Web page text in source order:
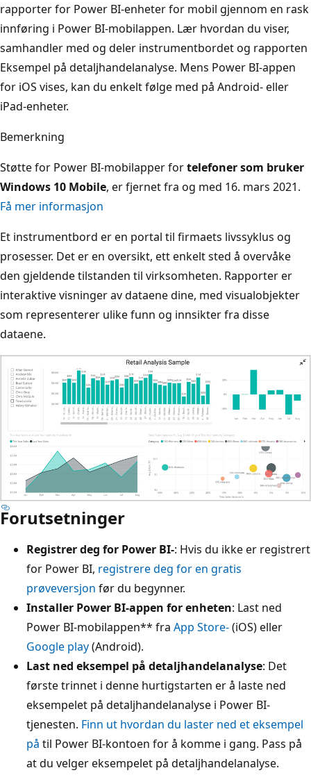
rapporter for Power BI-enheter for mobil gjennom en rask
innføring i Power BI-mobilappen. Lær hvordan du viser,
samhandler med og deler instrumentbordet og rapporten
Eksempel på detaljhandelanalyse. Mens Power BI-appen
for iOS vises, kan du enkelt følge med på Android- eller
iPad-enheter.
Bemerkning
Støtte for Power BI-mobilapper fortelefoner som bruker
Windows 10 Mobile, er fjernet fra og med 16. mars 2021.
Få mer informasjon
Et instrumentbord er en portal til firmaets livssyklus og
prosesser. Det er en oversikt, ett enkelt sted å overvåke
den gjeldende tilstanden til virksomheten. Rapporter er
interaktive visninger av dataene dine, med visualobjekter
som representerer ulike funn og innsikter fra disse
dataene.
Forutsetninger
Registrer deg for Power BI-: Hvis du ikke er registrert
for Power BI, registrere deg for en gratis
prøveversjon før du begynner.
Installer Power BI-appen for enheten: Last ned
Power BI-mobilappen** fra App Store-(iOS) eller
Google play(Android).
Last ned eksempel på detaljhandelanalyse: Det
første trinnet i denne hurtigstarten er å laste ned
eksempelet på detaljhandelanalyse i Power BI-
tjenesten. Finn ut hvordan du laster ned et eksempel
på til Power BI-kontoen for å komme i gang. Pass på
at du velger eksempelet på detaljhandelanalyse.